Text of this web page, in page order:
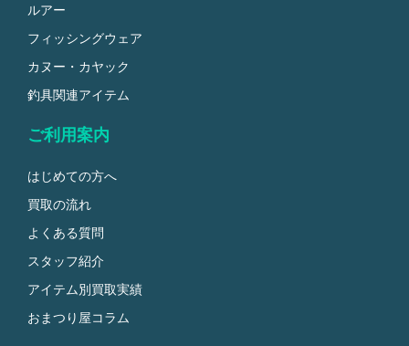
ルアー
フィッシングウェア
カヌー・カヤック
釣具関連アイテム
ご利用案内
はじめての方へ
買取の流れ
よくある質問
スタッフ紹介
アイテム別買取実績
おまつり屋コラム